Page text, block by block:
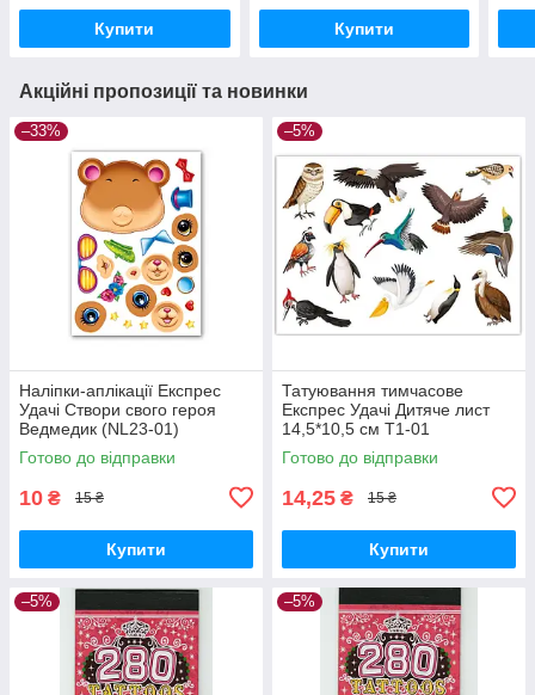
Купити Купити
Акційні пропозиції та новинки
–33%
Наліпки-аплікації Експрес
Удачі Створи свого героя
Ведмедик (NL23-01)
Готово до відправки
10 ₴ 15 ₴
Купити
–5%
Татуювання тимчасове
Експрес Удачі Дитяче лист
14,5*10,5 см Т1-01
Готово до відправки
14,25 ₴ 15 ₴
Купити
–5% –5%